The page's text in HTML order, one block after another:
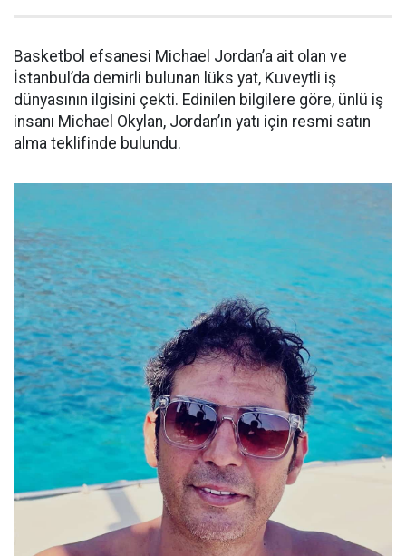
Basketbol efsanesi Michael Jordan’a ait olan ve
İstanbul’da demirli bulunan lüks yat, Kuveytli iş
dünyasının ilgisini çekti. Edinilen bilgilere göre, ünlü iş
insanı Michael Okylan, Jordan’ın yatı için resmi satın
alma teklifinde bulundu.